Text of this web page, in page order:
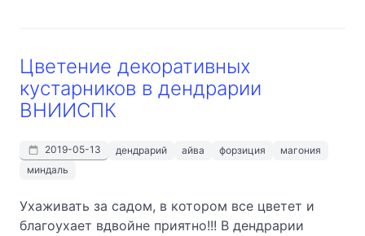
Цветение декоративных
кустарников в дендрарии
ВНИИСПК
2019-05-13 дендрарий айва форзиция
магония
миндаль
Ухаживать за садом, в котором все цветет и
благоухает вдвойне приятно!!! В дендрарии